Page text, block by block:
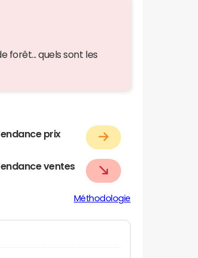
forêt... quels sont les
prix
ventes
Méthodologie